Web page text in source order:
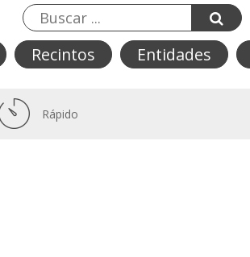
Recintos Entidades
Rápido